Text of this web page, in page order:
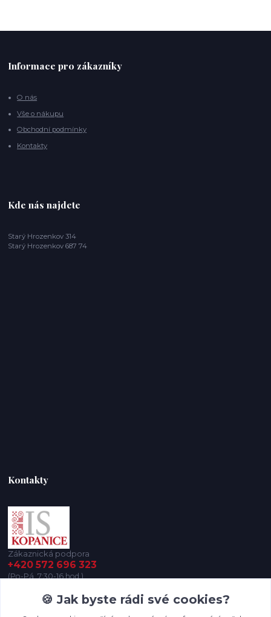
Informace pro zákazníky
O nás
Vše o nákupu
Obchodní podmínky
Kontakty
Kde nás najdete
Starý Hrozenkov 314
Starý Hrozenkov 687 74
Kontakty
Zákaznická podpora
+420 572 696 323
(Po-Pá, 7:30-16 hod.)
iskopanice@iskopanice.cz
🍪 Jak byste rádi své cookies?